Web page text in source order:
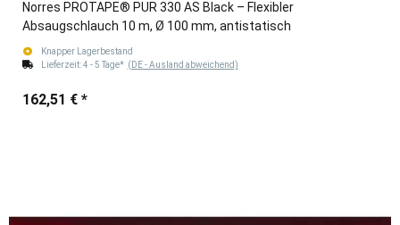
Norres PROTAPE® PUR 330 AS Black – Flexibler
Absaugschlauch 10 m, Ø 100 mm, antistatisch
Knapper Lagerbestand
Lieferzeit:4 - 5 Tage* (DE - Ausland abweichend)
162,51 € *